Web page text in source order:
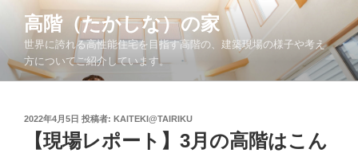
ン
ツ
高階（たかしな）の家
世界に誇れる高性能住宅を目指す高階の、建築現場の様子や考え
方についてご紹介しています。
投
2022年4月5日 投稿者: KAITEKI@TAIRIKU
【現場レポート】3月の高階はこん